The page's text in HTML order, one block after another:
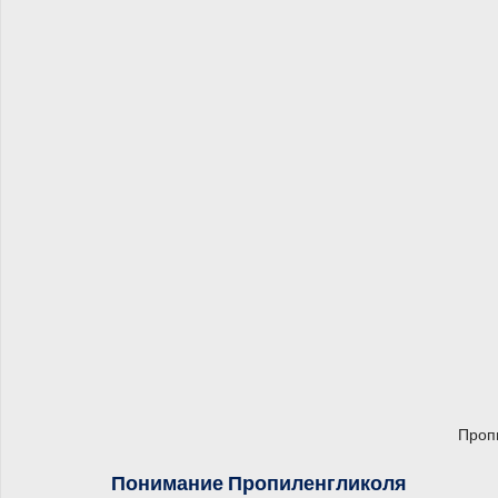
Понимание Пропиленгликоля